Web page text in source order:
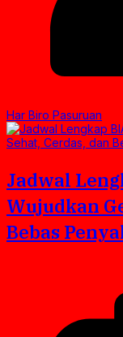
Har Biro Pasuruan
Jadwal
Wujudkan
Bebas